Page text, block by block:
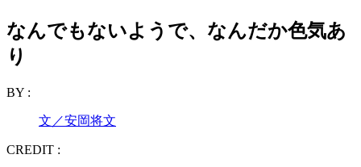
なんでもないようで、なんだか色気あ
り
BY :
文／安岡将文
CREDIT :